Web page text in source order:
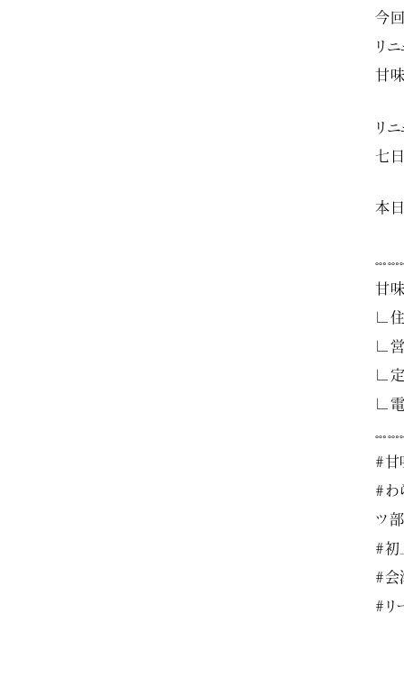
今
リ
甘
リ
七
本
甘
∟
∟
∟
∟
#甘
#わ
ツ
#初
#会
#リ